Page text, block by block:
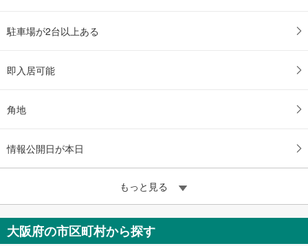
駐車場が2台以上ある
即入居可能
角地
情報公開日が本日
もっと見る
大阪府の市区町村から探す